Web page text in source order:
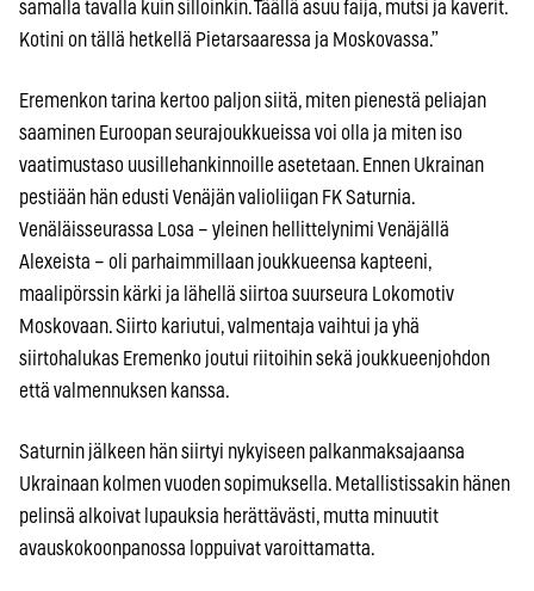
samalla tavalla kuin silloinkin. Täällä asuu faija, mutsi ja kaverit.
Kotini on tällä hetkellä Pietarsaaressa ja Moskovassa.”
Eremenkon tarina kertoo paljon siitä, miten pienestä peliajan
saaminen Euroopan seurajoukkueissa voi olla ja miten iso
vaatimustaso uusillehankinnoille asetetaan. Ennen Ukrainan
pestiään hän edusti Venäjän valioliigan FK Saturnia.
Venäläisseurassa Losa – yleinen hellittelynimi Venäjällä
Alexeista – oli parhaimmillaan joukkueensa kapteeni,
maalipörssin kärki ja lähellä siirtoa suurseura Lokomotiv
Moskovaan. Siirto kariutui, valmentaja vaihtui ja yhä
siirtohalukas Eremenko joutui riitoihin sekä joukkueenjohdon
että valmennuksen kanssa.
Saturnin jälkeen hän siirtyi nykyiseen palkanmaksajaansa
Ukrainaan kolmen vuoden sopimuksella. Metallistissakin hänen
pelinsä alkoivat lupauksia herättävästi, mutta minuutit
avauskokoonpanossa loppuivat varoittamatta.